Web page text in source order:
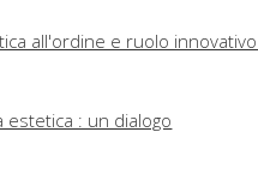
all'ordine e ruolo
: un dialogo